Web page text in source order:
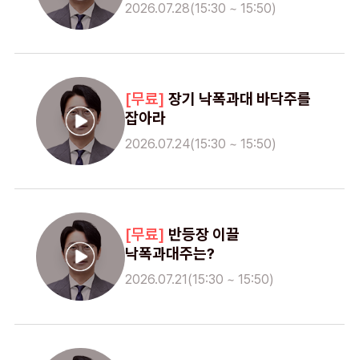
2026.07.28(15:30 ~ 15:50)
장기 낙폭과대 바닥주를
잡아라
2026.07.24(15:30 ~ 15:50)
반등장 이끌
낙폭과대주는?
2026.07.21(15:30 ~ 15:50)